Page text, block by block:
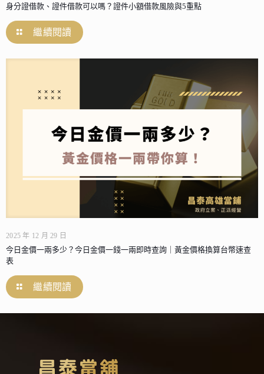
身分證借款、證件借款可以嗎？證件小額借款風險與5重點
繼續閱讀
2025 年 12 月 29 日
今日金價一兩多少？今日金價一錢一兩即時查詢｜黃金價格換算台幣速查
表
繼續閱讀